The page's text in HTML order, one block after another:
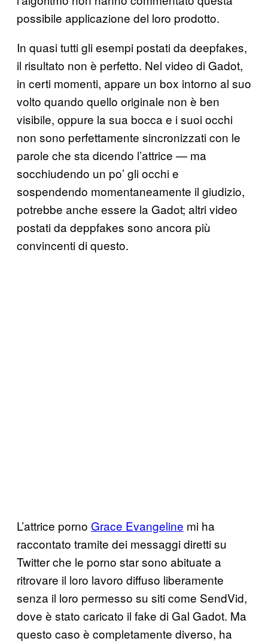
possibile applicazione del loro prodotto.
In quasi tutti gli esempi postati da deepfakes,
il risultato non è perfetto. Nel video di Gadot,
in certi momenti, appare un box intorno al suo
volto quando quello originale non è ben
visibile, oppure la sua bocca e i suoi occhi
non sono perfettamente sincronizzati con le
parole che sta dicendo l’attrice — ma
socchiudendo un po’ gli occhi e
sospendendo momentaneamente il giudizio,
potrebbe anche essere la Gadot; altri video
postati da deppfakes sono ancora più
convincenti di questo.
L’attrice porno Grace Evangeline mi ha
raccontato tramite dei messaggi diretti su
Twitter che le porno star sono abituate a
ritrovare il loro lavoro diffuso liberamente
senza il loro permesso su siti come SendVid,
dove è stato caricato il fake di Gal Gadot. Ma
questo caso è completamente diverso, ha